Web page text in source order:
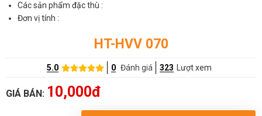
Các sản phẩm đặc thù :
Đơn vị tính :
HT-HVV 070
5.0 0 Đánh giá 323 Lượt xem
GIÁ BÁN: 10,000đ